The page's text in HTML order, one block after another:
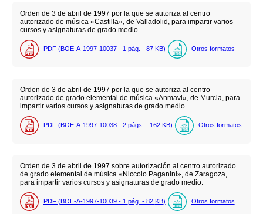
Orden de 3 de abril de 1997 por la que se autoriza al centro
autorizado de música «Castilla», de Valladolid, para impartir varios
cursos y asignaturas de grado medio.
PDF (BOE-A-1997-10037 - 1 pág. - 87 KB) Otros formatos
Orden de 3 de abril de 1997 por la que se autoriza al centro
autorizado de grado elemental de música «Anmavi», de Murcia, para
impartir varios cursos y asignaturas de grado medio.
PDF (BOE-A-1997-10038 - 2 págs. - 162 KB) Otros formatos
Orden de 3 de abril de 1997 sobre autorización al centro autorizado
de grado elemental de música «Niccolo Paganini», de Zaragoza,
para impartir varios cursos y asignaturas de grado medio.
PDF (BOE-A-1997-10039 - 1 pág. - 82 KB) Otros formatos